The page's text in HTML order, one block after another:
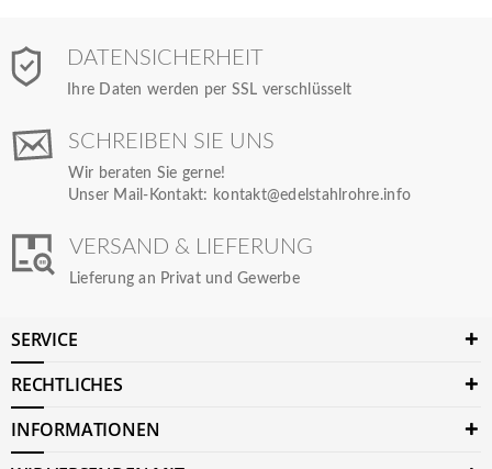
DATENSICHERHEIT
Ihre Daten werden per SSL verschlüsselt
SCHREIBEN SIE UNS
Wir beraten Sie gerne!
Unser Mail-Kontakt: kontakt@edelstahlrohre.info
VERSAND & LIEFERUNG
Lieferung an Privat und Gewerbe
SERVICE
RECHTLICHES
INFORMATIONEN